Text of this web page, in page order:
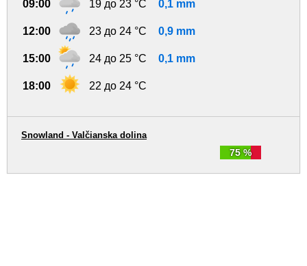
09:00 19 до 23 °C 0,1 mm
12:00 23 до 24 °C 0,9 mm
15:00 24 до 25 °C 0,1 mm
18:00 22 до 24 °C
75 %
Snowland - Valčianska dolina